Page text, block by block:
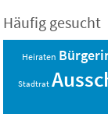
Häufig gesucht
Heiraten
Stadtrat